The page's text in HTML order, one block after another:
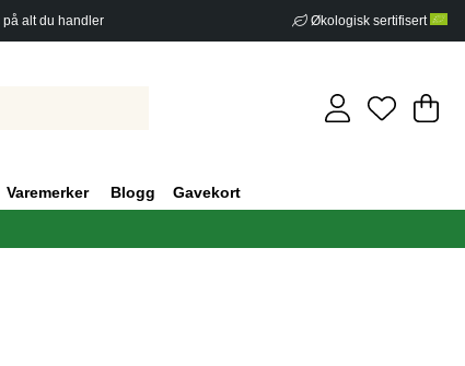
alt du handler Økologisk sertifisert
.
Varemerker Blogg Gavekort